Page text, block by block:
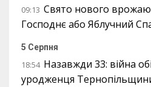
09:13 Свято нового
Господнє або Яблучний
5 Серпня
18:54 Назавжди 33: війна
уродженця